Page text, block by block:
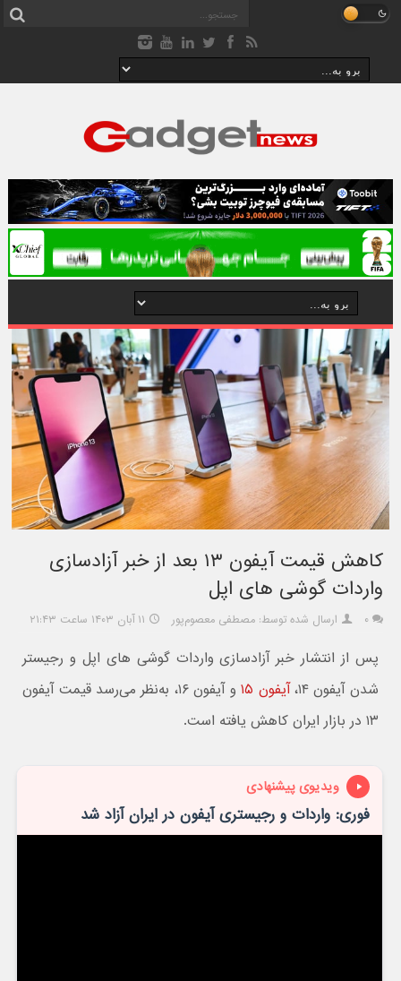
کاهش قیمت آیفون ۱۳ بعد از خبر آزادسازی
واردات گوشی های اپل
۰ ارسال شده توسط: مصطفی معصوم‌پور ۱۱ آبان ۱۴۰۳ ساعت ۲۱:۴۳
پس از انتشار خبر آزادسازی واردات گوشی های اپل و رجیستر
شدن آیفون ۱۴،
آیفون ۱۵
و آیفون ۱۶، به‌نظر می‌رسد قیمت آیفون
۱۳ در بازار ایران کاهش یافته است.
ویدیوی پیشنهادی
فوری: واردات و رجیستری آیفون در ایران آزاد شد